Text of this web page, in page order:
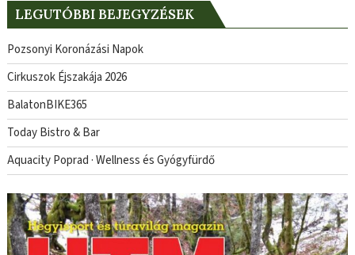
LEGUTÓBBI BEJEGYZÉSEK
Pozsonyi Koronázási Napok
Cirkuszok Éjszakája 2026
BalatonBIKE365
Today Bistro & Bar
Aquacity Poprad · Wellness és Gyógyfürdő